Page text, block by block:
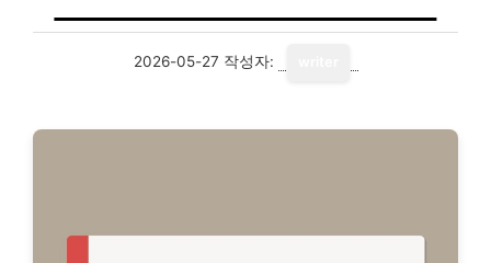
2026-05-27 작성자: